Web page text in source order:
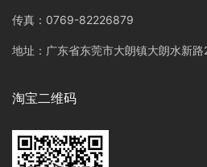
传真：0769-82226879
地址：广东省东莞市大朗镇大朗水新
淘宝二维码